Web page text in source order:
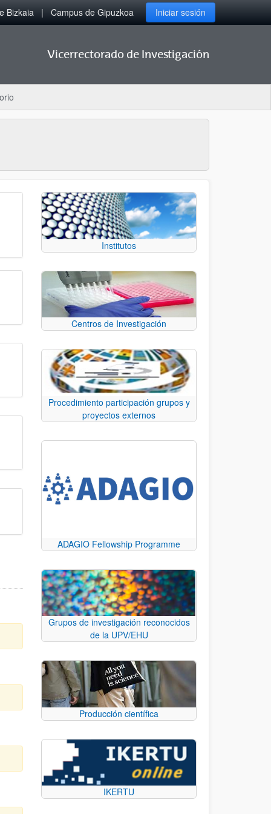
Bizkaia Campus de Gipuzkoa Iniciar sesión
Vicerrectorado de Investigación
Institutos
Centros de Investigación
Procedimiento participación grupos y
proyectos externos
ADAGIO Fellowship Programme
Grupos de investigación reconocidos
de la UPV/EHU
Producción científica
IKERTU